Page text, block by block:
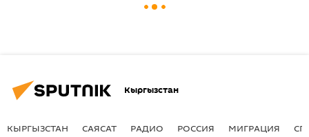
Кыргызстан
КЫРГЫЗСТАН САЯСАТ РАДИО РОССИЯ МИГРАЦИЯ